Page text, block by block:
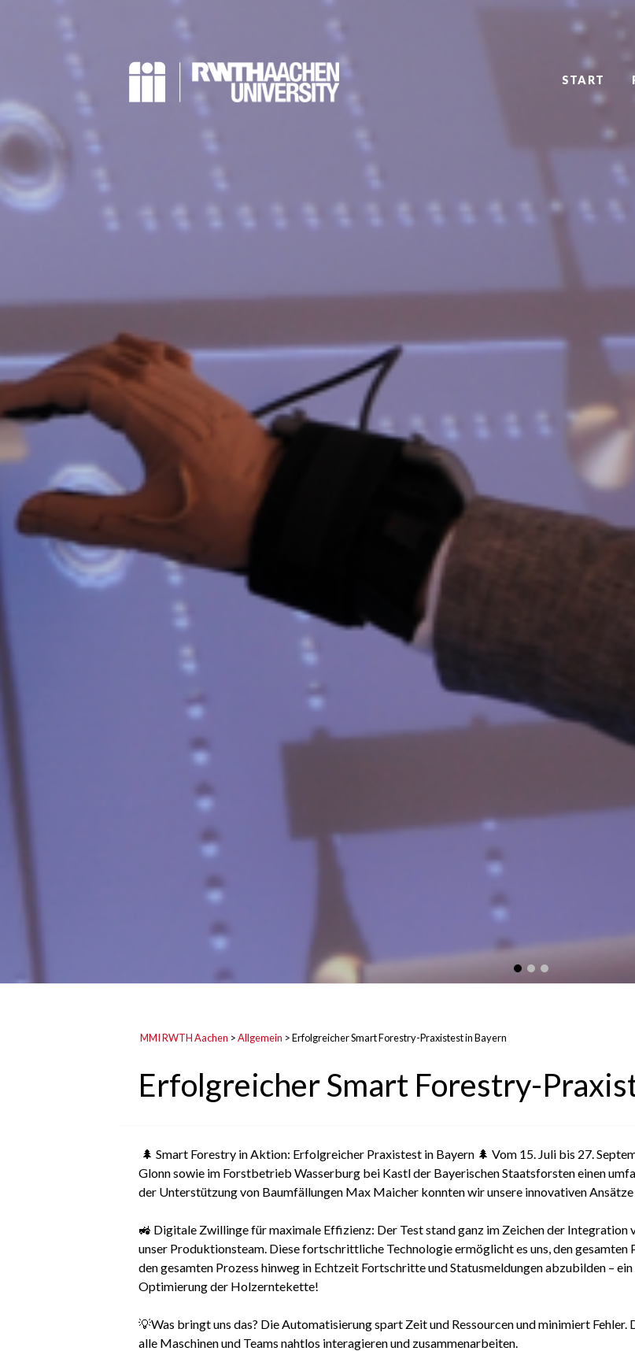
START
MMI RWTH Aachen >Allgemein >Erfolgreicher Smart Forestry-Praxistest in Bayern
Erfolgreicher Smart Forestry-
🌲 Smart Forestry in Aktion: Erfolgreicher Praxistest in Bayern 🌲 Vom 15. Juli bis 27.
Glonn sowie im Forstbetrieb Wasserburg bei Kastl der Bayerischen Staatsforsten einen
der Unterstützung von Baumfällungen Max Maicher konnten wir unsere innovativen
🚜 Digitale Zwillinge für maximale Effizienz: Der Test stand ganz im Zeichen der
unser Produktionsteam. Diese fortschrittliche Technologie ermöglicht es uns, den
den gesamten Prozess hinweg in Echtzeit Fortschritte und Statusmeldungen abzubilden –
Optimierung der Holzerntekette!
💡Was bringt uns das? Die Automatisierung spart Zeit und Ressourcen und minimiert
alle Maschinen und Teams nahtlos interagieren und zusammenarbeiten.